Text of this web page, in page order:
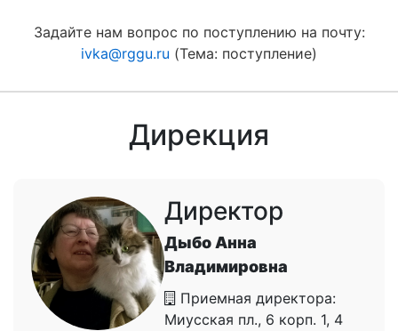
Задайте нам вопрос по поступлению на почту:
ivka@rggu.ru (Тема: поступление)
Дирекция
Директор
Дыбо Анна
Владимировна
Приемная директора:
Миусская пл., 6 корп. 1, 4